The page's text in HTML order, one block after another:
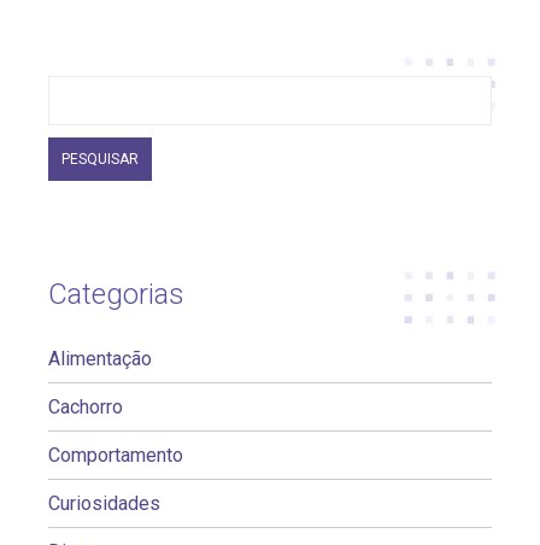
Categorias
Alimentação
Cachorro
Comportamento
Curiosidades